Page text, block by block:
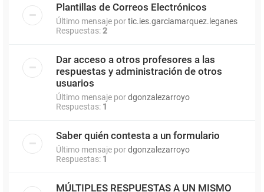
Plantillas de Correos Electrónicos
Último mensaje portic.ies.garciamarquez.leganes
Respuestas:2
Dar acceso a otros profesores a las
respuestas y administración de otros
usuarios
Último mensaje pordgonzalezarroyo
Respuestas: 1
Saber quién contesta a un formulario
Último mensaje pordgonzalezarroyo
Respuestas: 1
MÚLTIPLES RESPUESTAS A UN MISMO